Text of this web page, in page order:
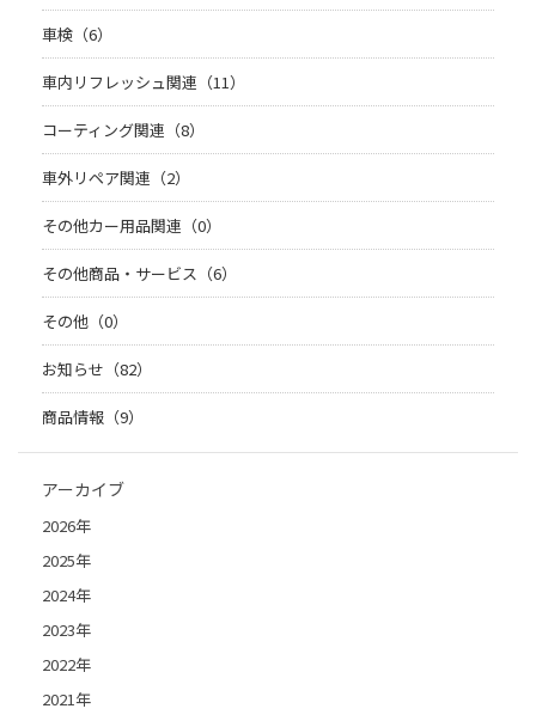
車検（6）
車内リフレッシュ関連（11）
コーティング関連（8）
車外リペア関連（2）
その他カー用品関連（0）
その他商品・サービス（6）
その他（0）
お知らせ（82）
商品情報（9）
アーカイブ
2026年
2025年
2024年
2023年
2022年
2021年